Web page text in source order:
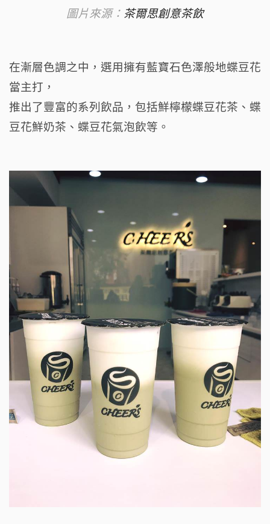
圖片來源： 茶爾思創意茶飲
在漸層色調之中， 選用擁有藍寶石色澤般地蝶豆花
當主打，
推出了豐富的系列飲品，包括鮮檸檬蝶豆花茶、 蝶
豆花鮮奶茶、蝶豆花氣泡飲等。